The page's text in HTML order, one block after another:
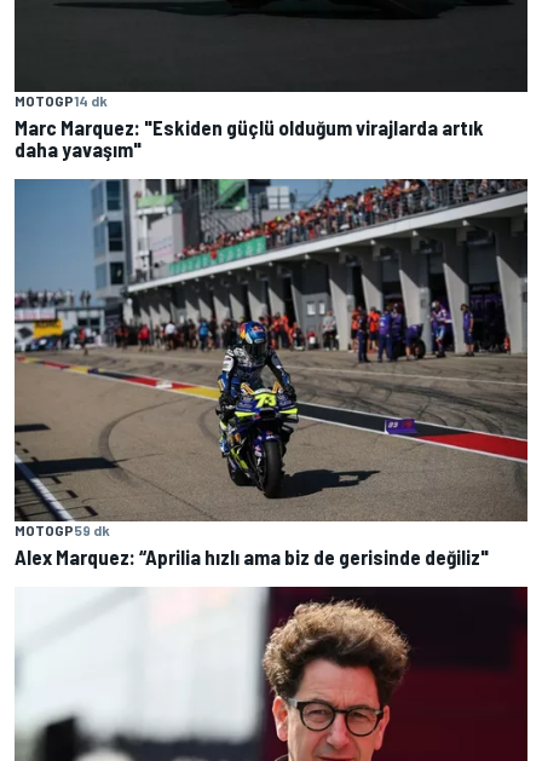
MOTOGP14 dk
Marc Marquez: "Eskiden güçlü olduğum virajlarda artık
daha yavaşım"
MOTOGP59 dk
Alex Marquez: “Aprilia hızlı ama biz de gerisinde değiliz"